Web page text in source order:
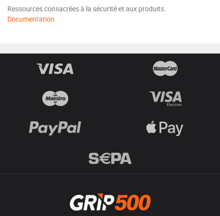
Ressources consacrées à la sécurité et aux produits.
Documentation